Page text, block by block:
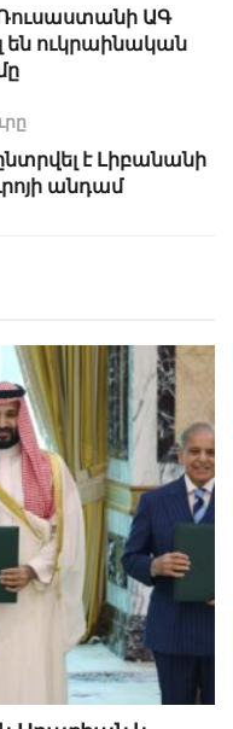
ԱԳ
ուկրաինական
է Լիբանանի
անդամ